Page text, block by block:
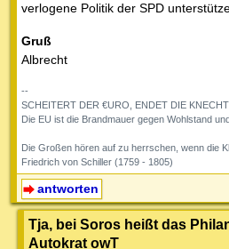
verlogene Politik der SPD
Gruß
Albrecht
--
SCHEITERT DER €URO, ENDET DIE
Die EU ist die Brandmauer gegen Wohlstand
Die Großen hören auf zu herrschen, wenn die
Friedrich von Schiller (1759 - 1805)
antworten
Tja, bei Soros heißt das
Autokrat owT